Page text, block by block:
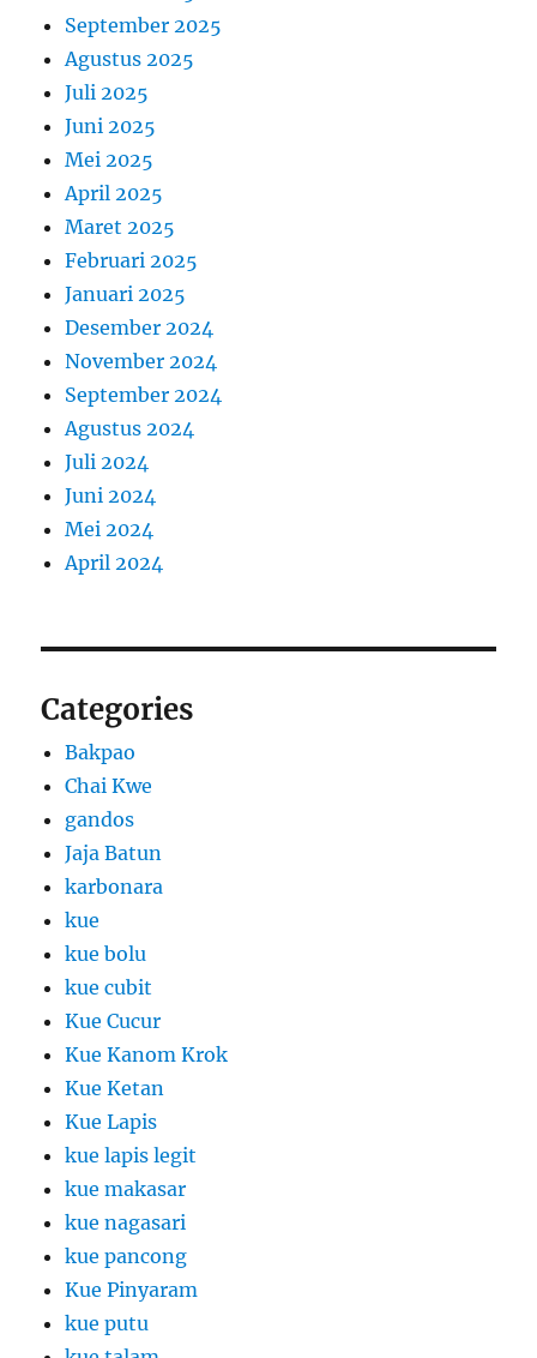
September 2025
Agustus 2025
Juli 2025
Juni 2025
Mei 2025
April 2025
Maret 2025
Februari 2025
Januari 2025
Desember 2024
November 2024
September 2024
Agustus 2024
Juli 2024
Juni 2024
Mei 2024
April 2024
Categories
Bakpao
Chai Kwe
gandos
Jaja Batun
karbonara
kue
kue bolu
kue cubit
Kue Cucur
Kue Kanom Krok
Kue Ketan
Kue Lapis
kue lapis legit
kue makasar
kue nagasari
kue pancong
Kue Pinyaram
kue putu